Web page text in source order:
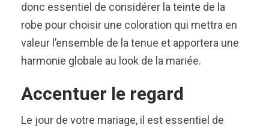
donc essentiel de considérer la teinte de la
robe pour choisir une coloration qui mettra en
valeur l’ensemble de la tenue et apportera une
harmonie globale au look de la mariée.
Accentuer le regard
Le jour de votre mariage, il est essentiel de